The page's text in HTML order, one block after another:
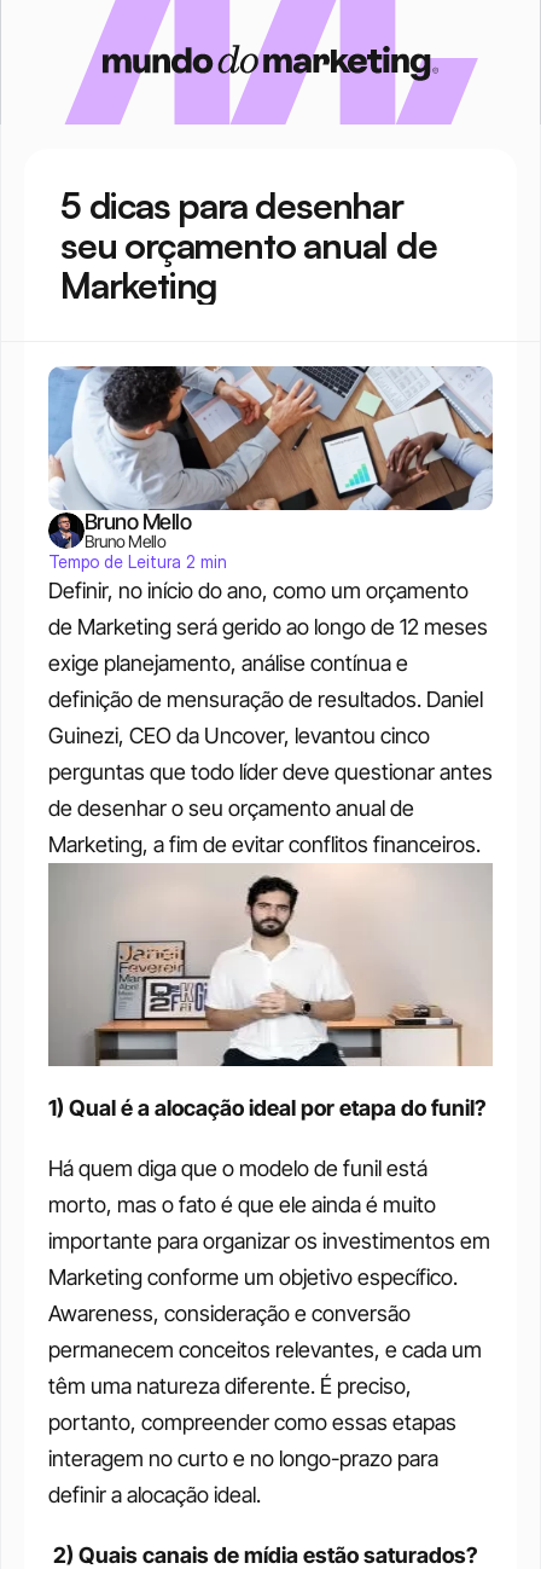
5 dicas para desenhar
seu orçamento anual de
Marketing
Definir, no início do ano, como um orçamento
de Marketing será gerido ao longo de 12 meses
exige planejamento, análise contínua e
definição de mensuração de resultados. Daniel
Guinezi, CEO da Uncover, levantou cinco
perguntas que todo líder deve questionar antes
de desenhar o seu orçamento anual de
Marketing, a fim de evitar conflitos financeiros.
1) Qual é a alocação ideal por etapa do funil?
Há quem diga que o modelo de funil está
morto, mas o fato é que ele ainda é muito
importante para organizar os investimentos em
Marketing conforme um objetivo específico.
Awareness, consideração e conversão
permanecem conceitos relevantes, e cada um
têm uma natureza diferente. É preciso,
portanto, compreender como essas etapas
interagem no curto e no longo-prazo para
definir a alocação ideal.
2) Quais canais de mídia estão saturados?
Bruno Mello
Bruno Mello
Tempo de Leitura 2 min